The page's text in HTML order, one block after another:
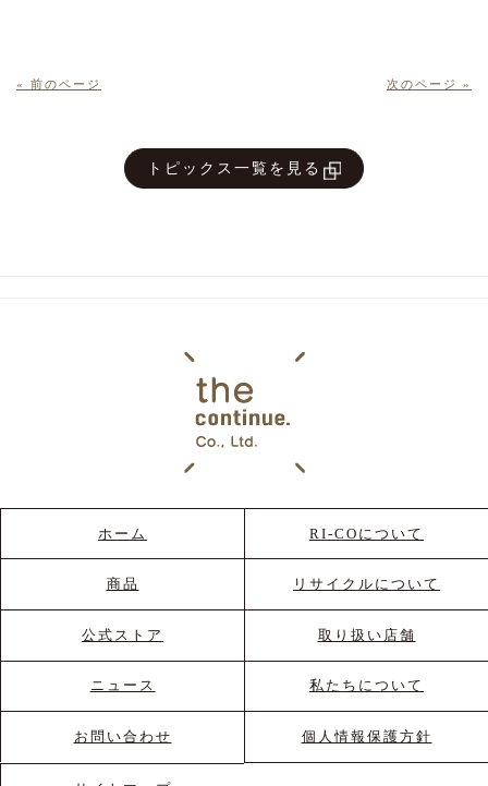
« 前のページ 次のページ »
トピックス一覧を見る
ホーム RI-COについて
商品 リサイクルについて
公式ストア 取り扱い店舗
ニュース 私たちについて
お問い合わせ 個人情報保護方針